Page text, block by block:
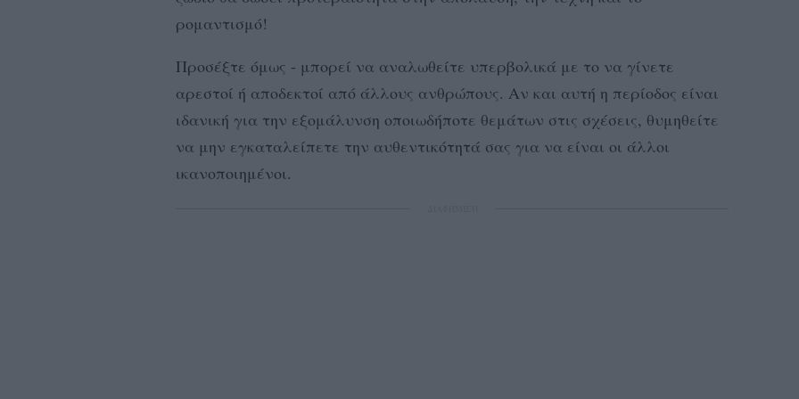
ρομαντισμό!
Προσέξτε όμως - μπορεί να αναλωθείτε υπερβολικά με το να γίνετε
αρεστοί ή αποδεκτοί από άλλους ανθρώπους. Αν και αυτή η περίοδος είναι
ιδανική για την εξομάλυνση οποιωδήποτε θεμάτων στις σχέσεις, θυμηθείτε
να μην εγκαταλείπετε την αυθεντικότητά σας για να είναι οι άλλοι
ικανοποιημένοι.